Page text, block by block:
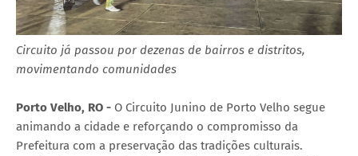
Circuito já passou por dezenas de bairros e distritos,
movimentando comunidades
Porto Velho, RO - O Circuito Junino de Porto Velho segue
animando a cidade e reforçando o compromisso da
Prefeitura com a preservação das tradições culturais.